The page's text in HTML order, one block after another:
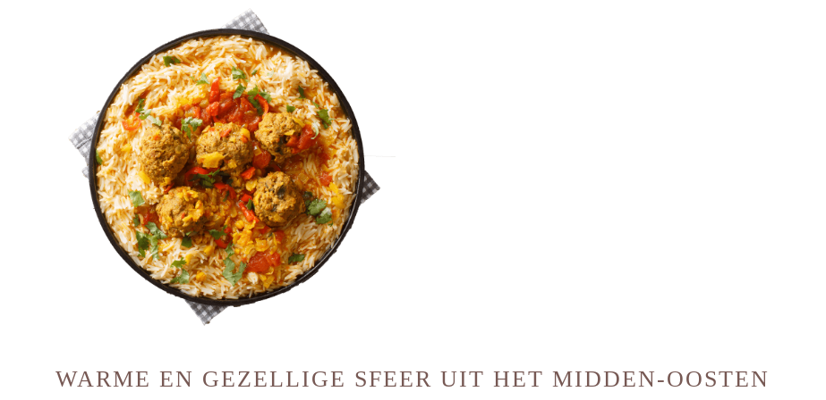
WARME EN GEZELLIGE SFEER UIT HET MIDDEN-OOSTEN